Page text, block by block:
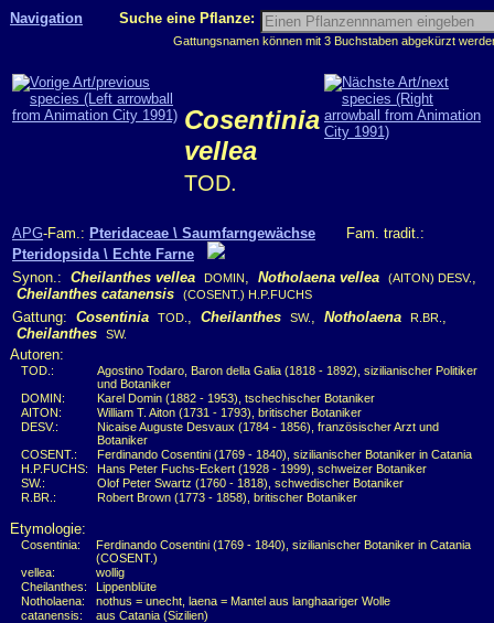
Navigation Suche eine Pflanze:
Gattungsnamen können mit 3 Buchstaben abgekürzt
Cosentinia
vellea
TOD.
APG-Fam.: Pteridaceae \ Saumfarngewächse Fam. tradit.:
Pteridopsida \ Echte Farne
Synon.: Cheilanthes vellea DOMIN, Notholaena vellea (AITON) DESV.,
Cheilanthes catanensis
(COSENT.) H.P.FUCHS
Gattung: Cosentinia TOD. , Cheilanthes SW., Notholaena R.BR. ,
Cheilanthes
SW.
Autoren:
TOD.:
Agostino Todaro, Baron della Galia (1818 - 1892), sizilianischer Politiker
und Botaniker
DOMIN:
Karel Domin (1882 - 1953), tschechischer Botaniker
AITON:
William T. Aiton (1731 - 1793), britischer Botaniker
DESV.:
Nicaise Auguste Desvaux (1784 - 1856), französischer Arzt und
Botaniker
COSENT.:
Ferdinando Cosentini (1769 - 1840), sizilianischer Botaniker in Catania
H.P.FUCHS:
Hans Peter Fuchs-Eckert (1928 - 1999), schweizer Botaniker
SW.:
Olof Peter Swartz (1760 - 1818), schwedischer Botaniker
R.BR.:
Robert Brown (1773 - 1858), britischer Botaniker
Etymologie:
Cosentinia:
Ferdinando Cosentini (1769 - 1840), sizilianischer Botaniker in Catania
(COSENT.)
vellea:
wollig
Cheilanthes:
Lippenblüte
Notholaena:
nothus = unecht, laena = Mantel aus langhaariger Wolle
catanensis:
aus Catania (Sizilien)